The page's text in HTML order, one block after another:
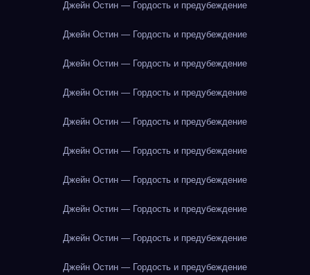
Джейн Остин — Гордость и предубеждение
Джейн Остин — Гордость и предубеждение
Джейн Остин — Гордость и предубеждение
Джейн Остин — Гордость и предубеждение
Джейн Остин — Гордость и предубеждение
Джейн Остин — Гордость и предубеждение
Джейн Остин — Гордость и предубеждение
Джейн Остин — Гордость и предубеждение
Джейн Остин — Гордость и предубеждение
Джейн Остин — Гордость и предубеждение